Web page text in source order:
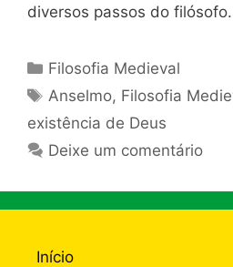
diversos passos do
Categorias
Filosofia Medieval
Tags
Anselmo, Filosofia
existência de Deus
Deixe um comentário
Início